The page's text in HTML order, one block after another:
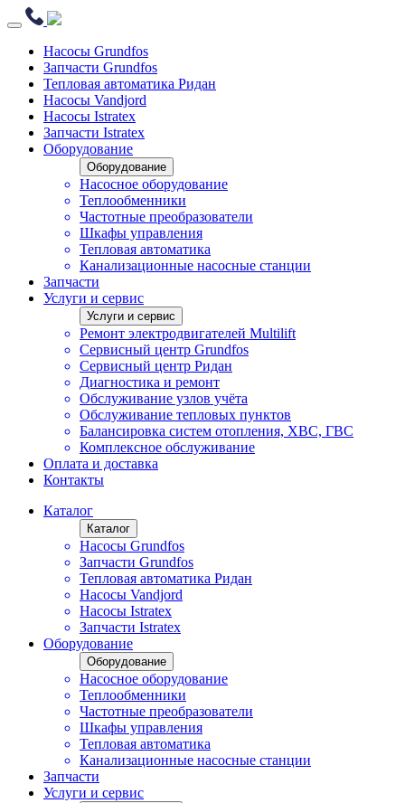
Насосы Grundfos
Запчасти Grundfos
Тепловая автоматика Ридан
Насосы Vandjord
Насосы Istratex
Запчасти Istratex
Оборудование
Оборудование
Насосное оборудование
Теплообменники
Частотные преобразователи
Шкафы управления
Тепловая автоматика
Канализационные насосные станции
Запчасти
Услуги и сервис
Услуги и сервис
Ремонт электродвигателей Multilift
Сервисный центр Grundfos
Сервисный центр Ридан
Диагностика и ремонт
Обслуживание узлов учёта
Обслуживание тепловых пунктов
Балансировка систем отопления, ХВС, ГВС
Комплексное обслуживание
Оплата и доставка
Контакты
Каталог
Каталог
Насосы Grundfos
Запчасти Grundfos
Тепловая автоматика Ридан
Насосы Vandjord
Насосы Istratex
Запчасти Istratex
Оборудование
Оборудование
Насосное оборудование
Теплообменники
Частотные преобразователи
Шкафы управления
Тепловая автоматика
Канализационные насосные станции
Запчасти
Услуги и сервис